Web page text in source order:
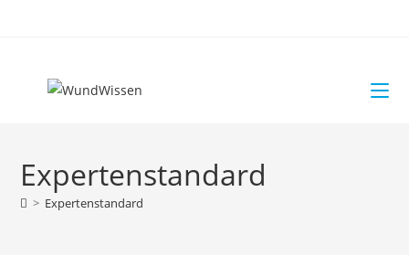
Expertenstandard
> Expertenstandard